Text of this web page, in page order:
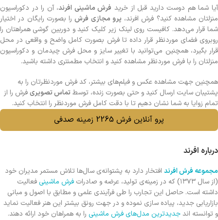
آیا شما هم دوست دارید قبل از خرید فرش ماشینی افرند، آن را در دکوراسیون
منزلتان مشاهده کنید؟ فرش افرند، پرو مجازی فرشرا بصورت رایگان در اختیار
شما قرار می‌دهد. کافیست روی لینک زیر کلیک کنید و دوربین گوشی همراهتان را
روبروی فضای موردنظر قرار داده تا فرش بصورت کامل واضح و واقعی در محل
قرار بگیرد، همچنین می‌توانید با تغییر سایز و محل فرش چیدمان و دکوراسیون
منزلتان را با فرش موردنظر مشاهده کنید و انتخاب مطمنتری داشته باشید.
همچنین جهت مشاهده عکس و فیلم‌های بیشتر، کد فرش موردنظرتان را به
پشتیبان سایت ارسال کنید و حتی بصورت زنده، توسط تماس تصویریفرش را از
تمام زوایا به شما نشان دهیم تا با دقت کامل فرش موردنظر را انتخاب کنید.
پرو آنلاین فرش 2265 زمینه صدفی
درباره افرند
مجموعه فرش افرند افتخار دارد به پشتوانه‌ی سال‌ها تلاش مستمر مدیران خود
(از سال ۱۳۷۳) که در زمینه‌ی تولید، عرضه و صادرات
فرش ماشینی فعالیت
داشته است. حاصل این تجارب را طی فرآیندی علمی و مطابق با اصول و مبانی
بازاریابی جدید، پیاده سازی نموده و در جهت رونق بیشتر این هنر فعالیت نماید
و توانسته اندجدیدترین مدل‌های فرش ماشینی را به همراهان خود ارائه دهند.